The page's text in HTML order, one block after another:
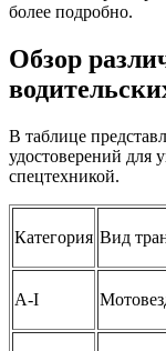
более подробно.
Обзор
В таблице
удостоверений для
спецтехникой.
Категория Вид
А-I